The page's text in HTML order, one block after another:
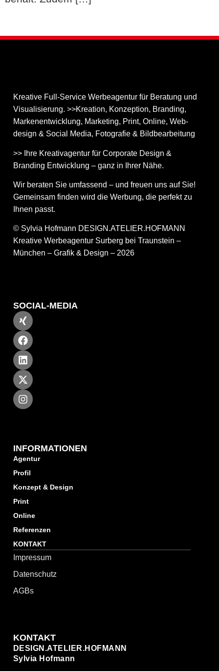
Kreative Full-Service Werbeagentur für Beratung und
Visualisierung. >>Kreation, Konzeption, Branding,
Markenentwicklung, Marketing, Print, Online, Web­
design & Social Media, Fotografie & Bildbear­bei­tung
>> Ihre Kreativagentur für Corporate Design &
Branding Entwicklung – ganz in Ihrer Nähe.
Wir beraten Sie umfassend – und freuen uns auf Sie!
Gemeinsam finden wird die Werbung, die perfekt zu
Ihnen passt.
© Sylvia Hofmann DESIGN.ATELIER.HOFMANN
Kreative Werbeagentur Surberg bei Traunstein –
München – Grafik & Design – 2026
INFORMATIONEN
Agentur
Profil
Konzept & Design
Print
Online
Referenzen
KONTAKT
Impressum
Datenschutz
AGBs
KONTAKT
DESIGN.ATELIER.HOFMANN
Sylvia Hofmann
SOCIAL-MEDIA